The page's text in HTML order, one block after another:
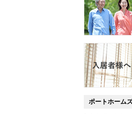
ポートホーム